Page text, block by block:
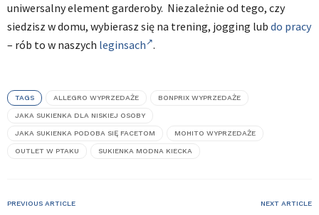
uniwersalny element garderoby. Niezależnie od tego, czy
siedzisz w domu, wybierasz się na trening, jogging lub do pracy
– rób to w naszych leginsach .
TAGS ALLEGRO WYPRZEDAŻE BONPRIX WYPRZEDAŻE
JAKA SUKIENKA DLA NISKIEJ OSOBY
JAKA SUKIENKA PODOBA SIĘ FACETOM MOHITO WYPRZEDAŻE
OUTLET W PTAKU SUKIENKA MODNA KIECKA
PREVIOUS ARTICLE NEXT ARTICLE